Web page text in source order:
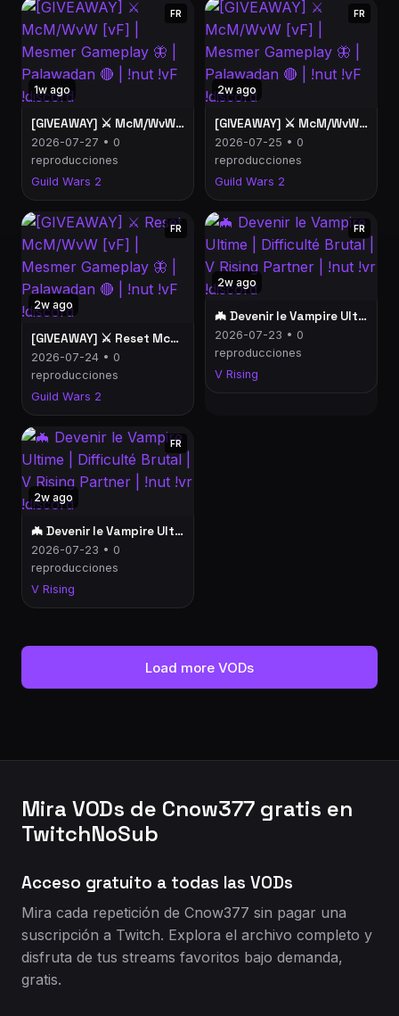
1w ago
FR
[GIVEAWAY] ⚔️ McM/WvW [vF] | Mesmer Gameplay 🦋 | Palawadan 🔴 | !nut !vF !discord
2026-07-27 • 0
reproducciones
Guild Wars 2
2w ago
FR
[GIVEAWAY] ⚔️ McM/WvW [vF] | Mesmer Gameplay 🦋 | Palawadan 🔴 | !nut !vF !discord
2026-07-25 • 0
reproducciones
Guild Wars 2
2w ago
FR
[GIVEAWAY] ⚔️ Reset McM/WvW [vF] | Mesmer Gameplay 🦋 | Palawadan 🔴 | !nut !vF !discord
2026-07-24 • 0
reproducciones
Guild Wars 2
2w ago
FR
🦇 Devenir le Vampire Ultime | Difficulté Brutal | V Rising Partner | !nut !vr !discord
2026-07-23 • 0
reproducciones
V Rising
2w ago
FR
🦇 Devenir le Vampire Ultime | Difficulté Brutal | V Rising Partner | !nut !vr !discord
2026-07-23 • 0
reproducciones
V Rising
Load more VODs
Mira VODs de Cnow377 gratis en
TwitchNoSub
Acceso gratuito a todas las VODs
Mira cada repetición de Cnow377 sin pagar una
suscripción a Twitch. Explora el archivo completo y
disfruta de tus streams favoritos bajo demanda,
gratis.